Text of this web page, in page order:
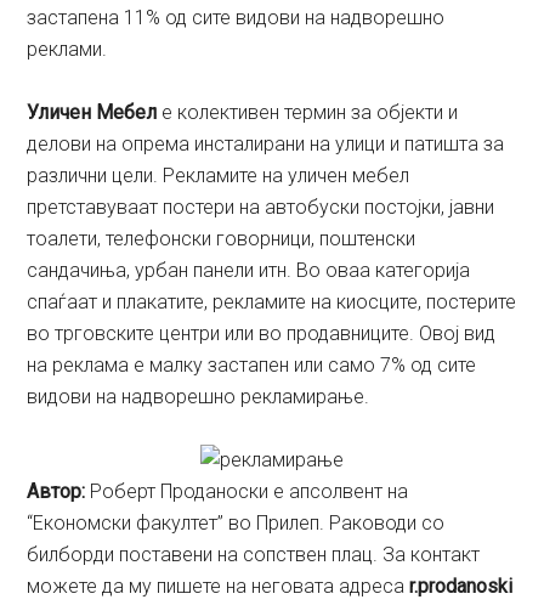
застапена 11% од сите видови на надворешно
реклами.
Уличен Мебел е колективен термин за објекти и
делови на опрема инсталирани на улици и патишта за
различни цели. Рекламите на уличен мебел
претставуваат постери на автобуски постојки, јавни
тоалети, телефонски говорници, поштенски
сандачиња, урбан панели итн. Во оваа категорија
спаѓаат и плакатите, рекламите на киосците, постерите
во трговските центри или во продавниците. Овој вид
на реклама е малку застапен или само 7% од сите
видови на надворешно рекламирање.
Aвтор: Роберт Проданоски е апсолвент на
“Економски факултет” во Прилеп. Раководи со
билборди поставени на сопствен плац. За контакт
можете да му пишете на неговата адресаr.prodanoski